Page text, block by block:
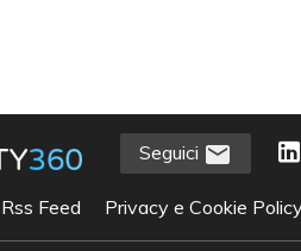
Seguici
Rss Feed Privacy e Cookie